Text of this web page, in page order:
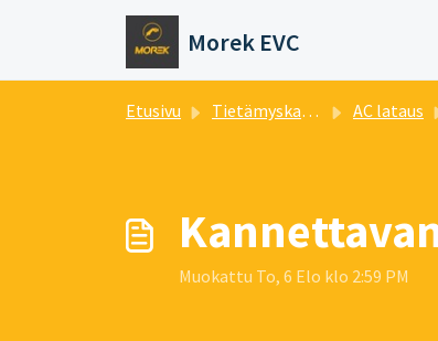
Siirry pääsisältöön
Morek EVC
Etusivu Tietämyskanta AC lataus
Muokattu To, 6 Elo klo 2:59 PM